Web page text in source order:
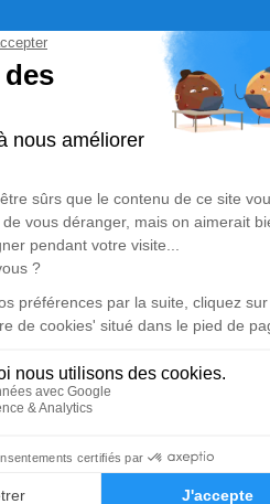
aident à honorer la
dans le respect de
son dernier voyage.
Intercommunales du Grand
Maire – 25300 – Pontarlier